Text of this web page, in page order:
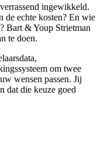
ingewikkeld.
de echte kosten? En wie
Bart & Youp Strietman
te doen.
om twee
wensen passen. Jij
dat die keuze goed